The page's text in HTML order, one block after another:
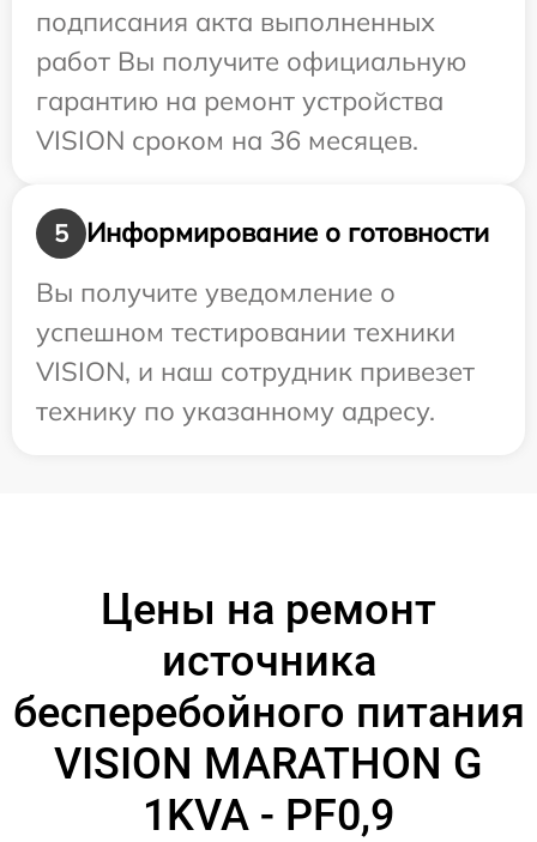
подписания акта выполненных
работ Вы получите официальную
гарантию на ремонт устройства
VISION сроком на 36 месяцев.
5
Информирование о готовности
Вы получите уведомление о
успешном тестировании техники
VISION, и наш сотрудник привезет
технику по указанному адресу.
Цены на ремонт
источника
бесперебойного питания
VISION MARATHON G
1KVA - PF0,9